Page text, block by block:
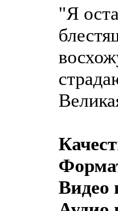
"Я
Видео